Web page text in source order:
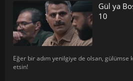
Gül ya
10
Eğer bir adım yenilgiye de olsan,
etsin!